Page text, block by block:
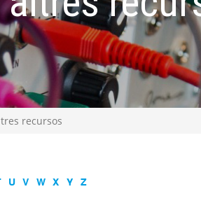
recursos
U V W X Y Z